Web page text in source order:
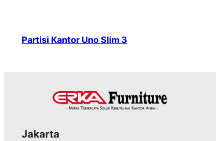
Partisi Kantor Uno Slim 3
Jakarta